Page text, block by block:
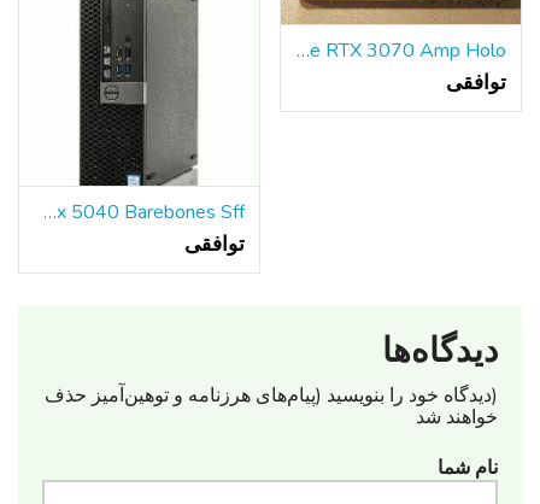
ZOTAC GAMING GeForce RTX 3070 Amp Holo - جدید در جعبه
توافقی
Dell Optiplex 5040 Barebones Sff کامپیوتر بدون CPU/HDD/RAM-w PS موبو S
توافقی
دیدگاه‌ها
(دیدگاه خود را بنویسید (پیام‌های هرزنامه‌ و توهین‌آمیز حذف
خواهند شد
نام شما